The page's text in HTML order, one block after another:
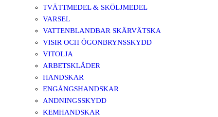
TVÄTTMEDEL & SKÖLJMEDEL
VARSEL
VATTENBLANDBAR SKÄRVÄTSKA
VISIR OCH ÖGONBRYNSSKYDD
VITOLJA
ARBETSKLÄDER
HANDSKAR
ENGÅNGSHANDSKAR
ANDNINGSSKYDD
KEMHANDSKAR